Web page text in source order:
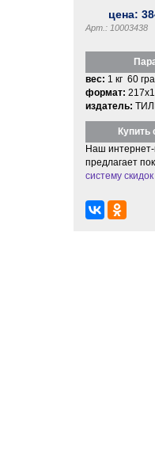
цена:
Арт.: 10003438
вес: 1 кг 60
формат:
издатель:
Купить
Наш интернет-
предлагает
систему